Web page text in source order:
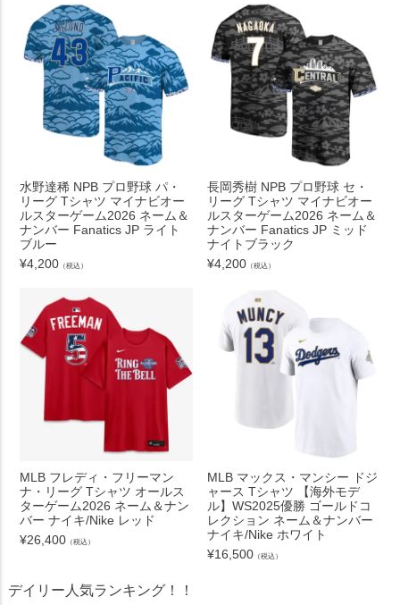
水野達稀 NPB プロ野球 パ・
リーグ Tシャツ マイナビオー
ルスターゲーム2026 ネーム＆
ナンバー Fanatics JP ライト
ブルー
¥4,200 （税込）
長岡秀樹 NPB プロ野球 セ・
リーグ Tシャツ マイナビオー
ルスターゲーム2026 ネーム＆
ナンバー Fanatics JP ミッド
ナイトブラック
¥4,200 （税込）
MLB フレディ・フリーマン
ナ・リーグ Tシャツ オールス
ターゲーム2026 ネーム＆ナン
バー ナイキ/Nike レッド
¥26,400 （税込）
MLB マックス・マンシー ドジ
ャース Tシャツ 【海外モデ
ル】WS2025優勝 ゴールドコ
レクション ネーム＆ナンバー
ナイキ/Nike ホワイト
¥16,500 （税込）
デイリー人気ランキング！！